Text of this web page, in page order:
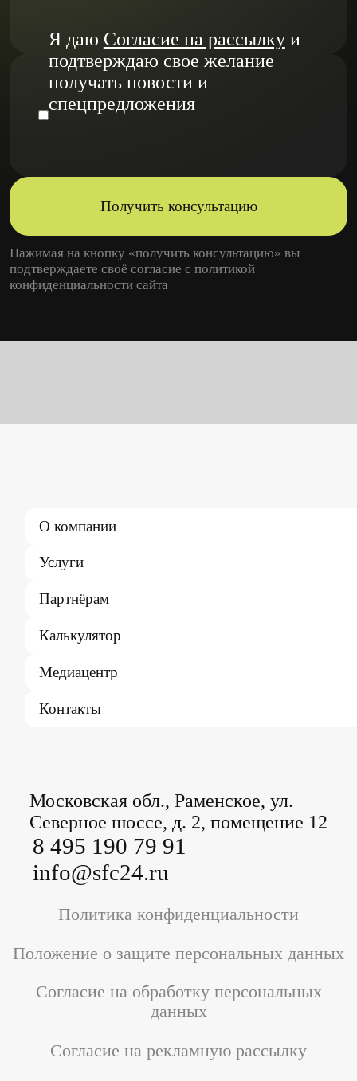
Я даю Согласие на рассылкуи
подтверждаю свое желание
получать новости и
спецпредложения
Получить консультацию
Нажимая на кнопку «получить консультацию» вы
подтверждаете своё согласие с политикой
конфиденциальностисайта
О компании
Услуги
Партнёрам
Калькулятор
Медиацентр
Контакты
8 495 190 79 91
info@sfc24.ru
Московская обл., Раменское, ул.
Северное шоссе, д. 2, помещение 12
Политика конфиденциальности
Положение о защите персональных данных
Согласие на обработку персональных
данных
Согласие на рекламную рассылку